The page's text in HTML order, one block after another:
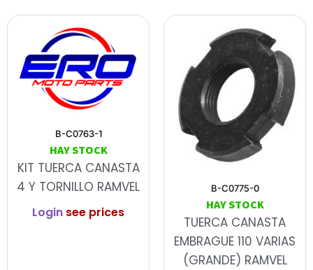
B-C0763-1
HAY STOCK
KIT TUERCA CANASTA
4 Y TORNILLO RAMVEL
Login see prices
B-C0775-0
HAY STOCK
TUERCA CANASTA
EMBRAGUE 110 VARIAS
(GRANDE) RAMVEL